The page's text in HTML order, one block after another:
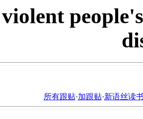
所有跟贴·加跟贴·新语丝读